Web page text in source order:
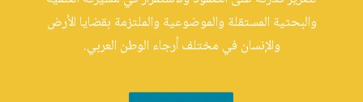
والبحثية المستقلة والموضوعية والملتزمة بقضايا الأرض
والإنسان في مختلف أرجاء الوطن العربي.